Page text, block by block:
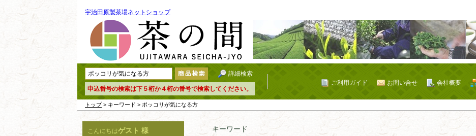
宇治田原製茶場ネットショップ
詳細検索
申込番号の検索は下５桁か４桁の番号で検索してください。
会社概要
お問い合せ
ご利用ガイド
トップ> キーワード > ポッコリが気になる方
こんにちはゲスト 様 キーワード